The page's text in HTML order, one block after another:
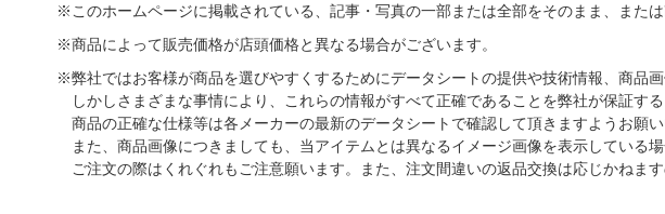
※このホームページに掲載されている、記事・写真の一部または全部をそのまま、また
※商品によって販売価格が店頭価格と異なる場合がございます。
※弊社ではお客様が商品を選びやすくするためにデータシートの提供や技術情報、商品画
しかしさまざまな事情により、これらの情報がすべて正確であることを弊社が保証する
商品の正確な仕様等は各メーカーの最新のデータシートで確認して頂きますようお願い
また、商品画像につきましても、当アイテムとは異なるイメージ画像を表示している場
ご注文の際はくれぐれもご注意願います。また、注文間違いの返品交換は応じかねま